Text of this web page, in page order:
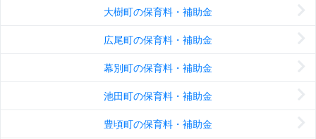
大樹町の保育料・補助金
広尾町の保育料・補助金
幕別町の保育料・補助金
池田町の保育料・補助金
豊頃町の保育料・補助金